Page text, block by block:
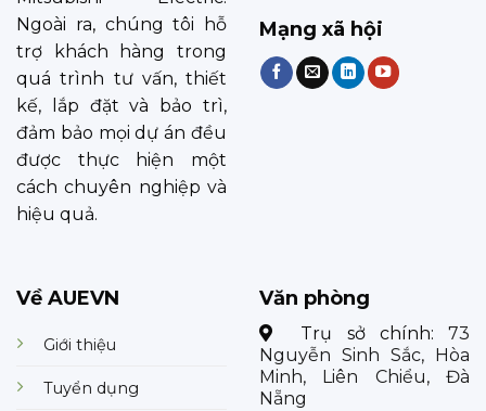
Ngoài ra, chúng tôi hỗ
trợ khách hàng trong
quá trình tư vấn, thiết
kế, lắp đặt và bảo trì,
đảm bảo mọi dự án đều
được thực hiện một
cách chuyên nghiệp và
hiệu quả.
Mạng xã hội
Về AUEVN
Giới thiệu
Tuyển dụng
Văn phòng
Trụ sở chính: 73
Nguyễn Sinh Sắc, Hòa
Minh, Liên Chiểu, Đà
Nẵng